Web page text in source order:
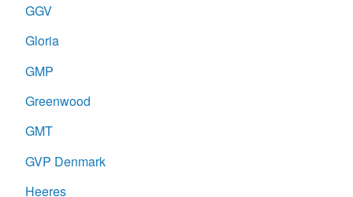
GGV
Gloria
GMP
Greenwood
GMT
GVP Denmark
Heeres